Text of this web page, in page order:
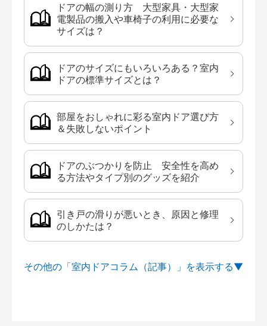
ドアの幅の測り方 大型家具・大型家
電製品の搬入や車椅子の利用に必要な
サイズは？
ドアのサイズにもいろいろある？室内
ドアの標準サイズとは？
部屋をおしゃれに彩る室内ドア選び方
＆失敗しないポイント
ドアのぶつかりを防止 安全性を高め
る方法やタイプ別のグッズを紹介
引き戸の滑りが悪いとき、原因と修理
のしかたは？
その他の「室内ドアコラム（記事）」を